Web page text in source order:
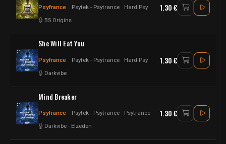
Psyfrance Psytek - Psytrance Hard Psy
BS Origins
1.30 €
She Will Eat You
Psyfrance Psytek - Psytrance Hard Psy
Darkvibe
1.30 €
Mind Breaker
Psyfrance Psytek - Psytrance Psytrance
Darkvibe - Elzeden
1.30 €